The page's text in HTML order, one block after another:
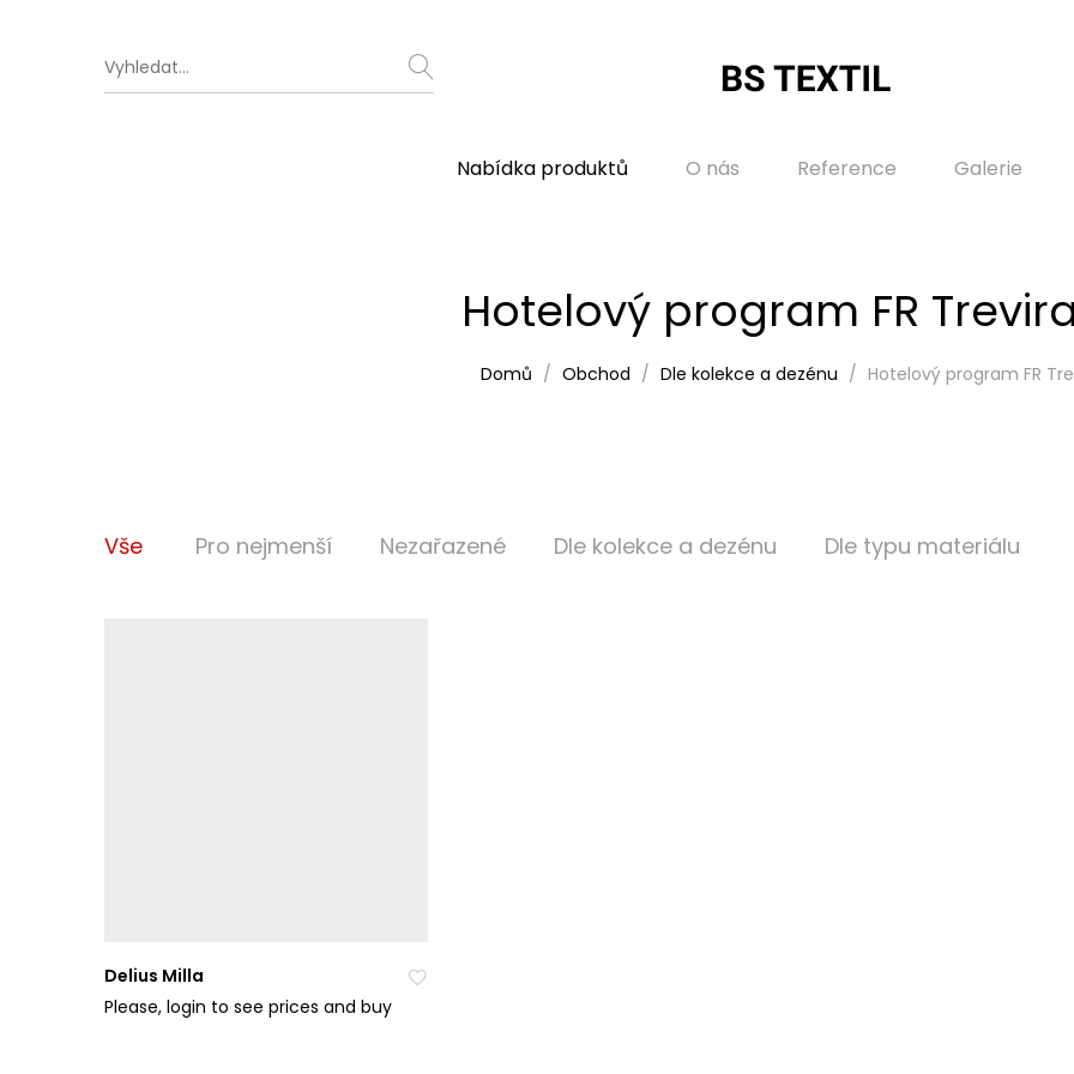
Nabídka produktů O nás Reference Galerie
Hotelový program FR
Domů Obchod Dle kolekce a dezénu Hotelový program FR
Vše Pro nejmenší Nezařazené Dle kolekce a dezénu Dle typu materiálu
Delius Milla
Please, login to see prices and buy